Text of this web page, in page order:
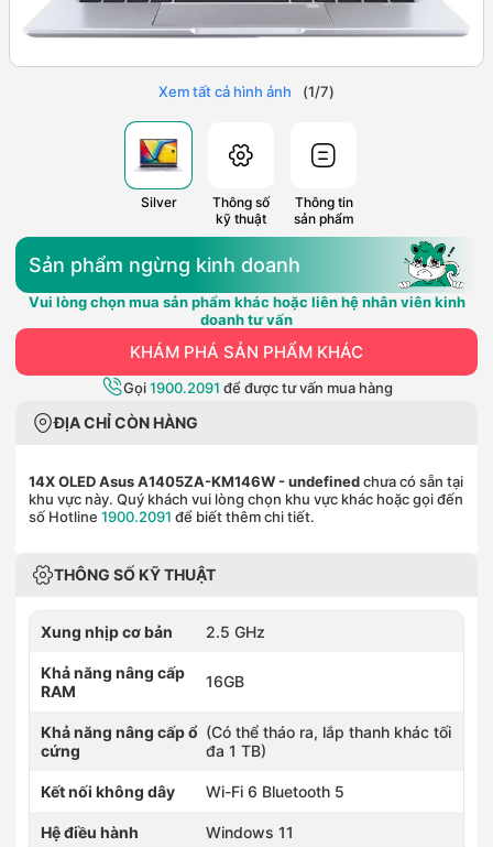
Xem tất cả hình ảnh (1/7)
Silver
Thông số
kỹ thuật
Thông tin
sản phẩm
Sản phẩm ngừng kinh doanh
Vui lòng chọn mua sản phẩm khác hoặc liên hệ nhân viên kinh
doanh tư vấn
KHÁM PHÁ SẢN PHẨM KHÁC
Gọi1900.2091 để được tư vấn mua hàng
ĐỊA CHỈ CÒN HÀNG
14X OLED Asus A1405ZA-KM146W - undefinedchưa có sẵn tại
khu vực này. Quý khách vui lòng chọn khu vực khác hoặc gọi đến
số Hotline 1900.2091 để biết thêm chi tiết.
THÔNG SỐ KỸ THUẬT
Xung nhịp cơ bản 2.5 GHz
Khả năng nâng cấp
RAM
16GB
Khả năng nâng cấp ổ
cứng
(Có thể tháo ra, lắp thanh khác tối
đa 1 TB)
Kết nối không dây Wi-Fi 6 Bluetooth 5
Hệ điều hành Windows 11